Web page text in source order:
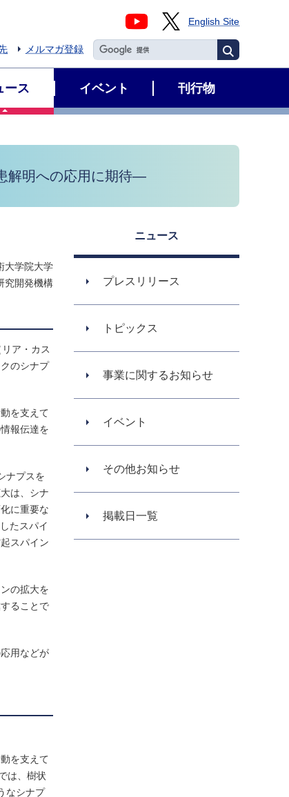
English Site
メルマガ登録
ース イベント 刊行物
解明への応用に期待―
大学院大学
究開発機構
ア・カス
のシナプ
を支えて
報伝達を
ナプスを
は、シナ
に重要な
たスパイ
スパイン
の拡大を
ることで
用などが
を支えて
は、樹状
なシナプ
ニュース
プレスリリース
トピックス
事業に関するお知らせ
イベント
その他お知らせ
掲載日一覧